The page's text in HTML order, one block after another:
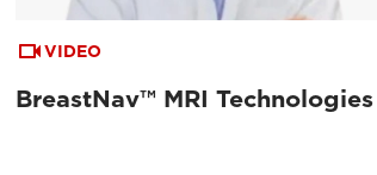
VIDEO
BreastNav™ MRI Technologies